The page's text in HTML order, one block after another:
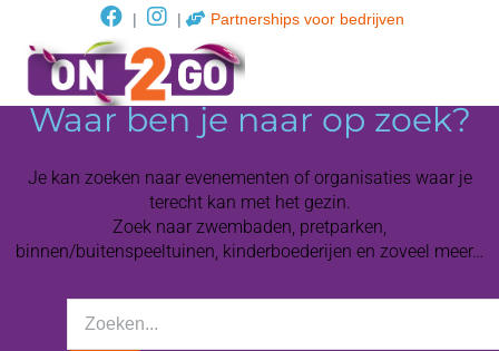
| | Partnerships voor bedrijven
Waar ben je naar op zoek?
Je kan zoeken naar evenementen of organisaties waar je
terecht kan met het gezin.
Zoek naar zwembaden, pretparken,
binnen/buitenspeeltuinen, kinderboederijen en zoveel meer…